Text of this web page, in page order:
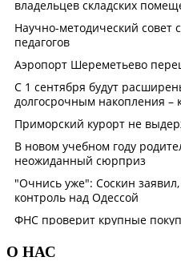
О НАС